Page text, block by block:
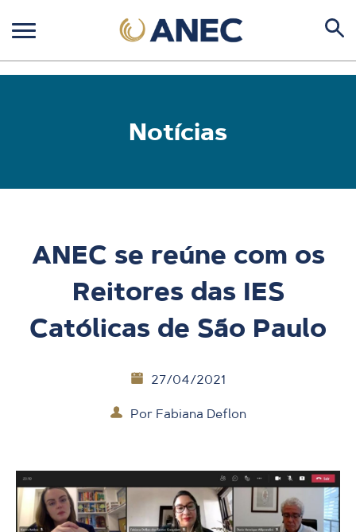
Notícias
ANEC se reúne com os
Reitores das IES
Católicas de São Paulo
27/04/2021
Por Fabiana Deflon